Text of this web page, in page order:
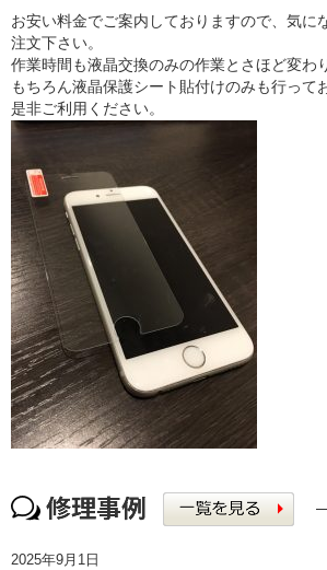
お安い料金でご案内しておりますので、気に
注文下さい。
作業時間も液晶交換のみの作業とさほど変わ
もちろん液晶保護シート貼付けのみも行って
是非ご利用ください。
2025年9月1日